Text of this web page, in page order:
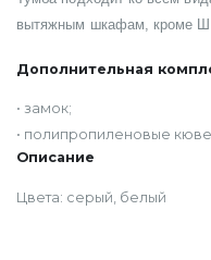
вытяжным шкафам, кроме
Дополнительная
• замок;
• полипропиленовые
Описание
Цвета: серый, белый